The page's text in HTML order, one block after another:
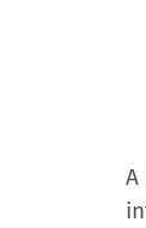
A